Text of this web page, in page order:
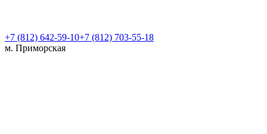
+7 (812) 642-59-10+7 (812) 703-55-18
м. Приморская